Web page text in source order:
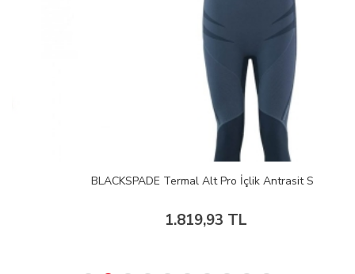
BLACKSPADE Termal Alt Pro İçlik Antrasit S
1.819,93 TL